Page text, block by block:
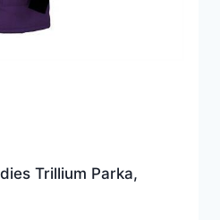
Trillium Parka,